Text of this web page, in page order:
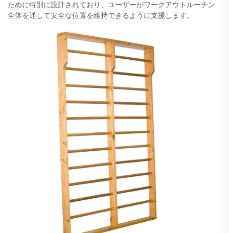
ために特別に設計されており、ユーザーがワークアウトルーチン
全体を通して安全な位置を維持できるように支援します。